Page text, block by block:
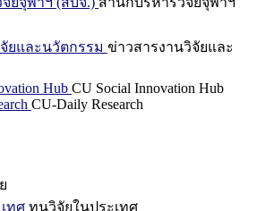
ยและนวัตกรรม ข่าวสารงานวิจัยและ
Hub CU Social Innovation Hub
CU-Daily Research
ทศ ทุนวิจัยในประเทศ